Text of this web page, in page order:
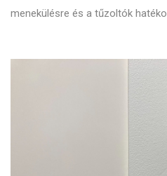
menekülésre és a tűzoltók